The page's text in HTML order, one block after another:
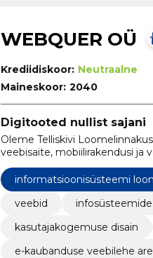
WEBQUER OÜ
Krediidiskoor: Neutraalne
Maineskoor: 2040
Digitooted nullist sajani
Oleme Telliskivi
veebisaite, mobiilirakendusi ja
arendama.
informatsioonisüsteemi
veebid
kasutajakogemuse disain
e-kaubanduse veebilehe